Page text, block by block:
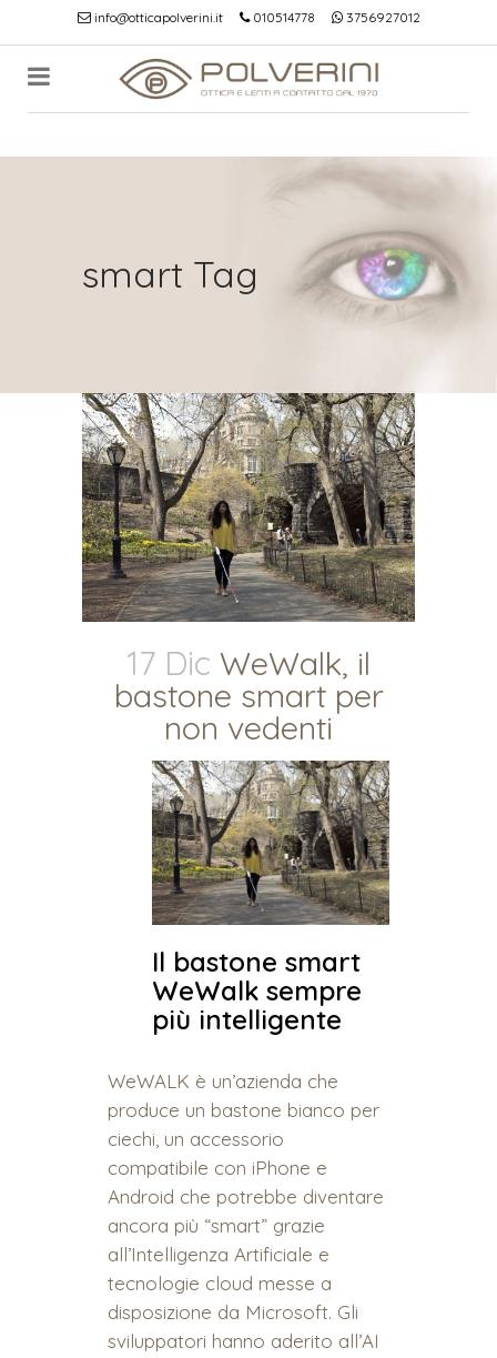
info@otticapolverini.it 010514778 3756927012
smart Tag
17 Dic WeWalk, il
bastone smart per
non vedenti
Il bastone smart
WeWalk sempre
più intelligente
WeWALK è un’azienda che
produce un bastone bianco per
ciechi, un accessorio
compatibile con iPhone e
Android che potrebbe diventare
ancora più “smart” grazie
all’Intelligenza Artificiale e
tecnologie cloud messe a
disposizione da Microsoft. Gli
sviluppatori hanno aderito all’AI